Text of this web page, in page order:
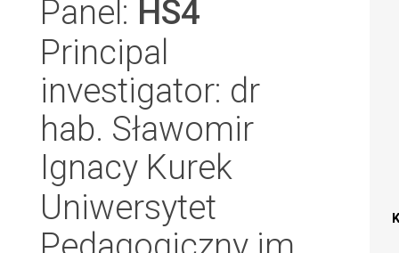
Panel: HS4
Principal
investigator: dr
hab. Sławomir
Ignacy Kurek
Uniwersytet